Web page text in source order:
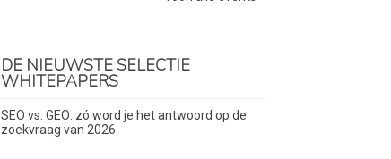
DE NIEUWSTE SELECTIE
WHITEPAPERS
SEO vs. GEO: zó word je het antwoord op de
zoekvraag van 2026